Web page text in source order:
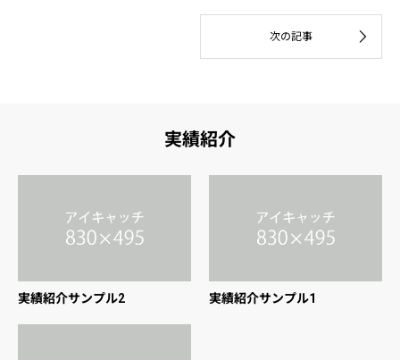
実績紹介
実績紹介サンプル2 実績紹介サンプル1